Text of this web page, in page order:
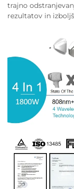
trajno
rezultatov in